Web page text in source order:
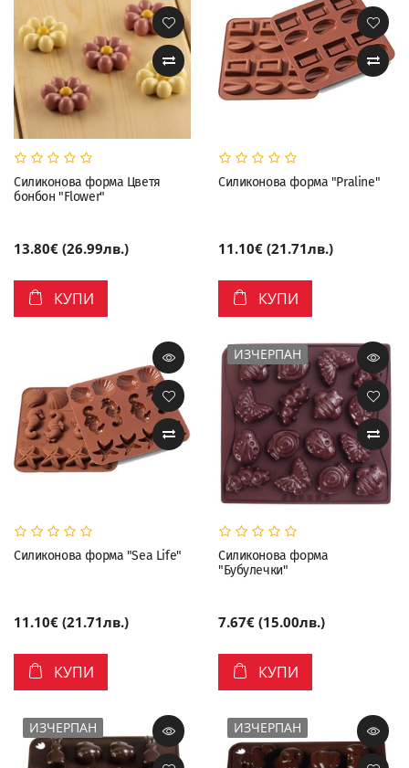
Силиконова форма Цветя
бонбон "Flower"
13.80€ (26.99лв.)
КУПИ
Силиконова форма "Praline"
11.10€ (21.71лв.)
КУПИ
Силиконова форма "Sea Life"
11.10€ (21.71лв.)
КУПИ
ИЗЧЕРПАН
Силиконова форма
"Бубулечки"
7.67€ (15.00лв.)
КУПИ
ИЗЧЕРПАН ИЗЧЕРПАН